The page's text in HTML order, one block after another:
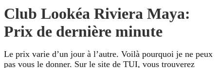
Club Lookéa Riviera Maya:
Prix de dernière minute
Le prix varie d’un jour à l’autre. Voilà pourquoi je ne peux
pas vous le donner. Sur le site de TUI, vous trouverez